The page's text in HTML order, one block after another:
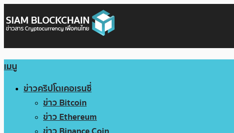
เมนู
ข่าวคริปโตเคอเรนซี่
ข่าว Bitcoin
ข่าว Ethereum